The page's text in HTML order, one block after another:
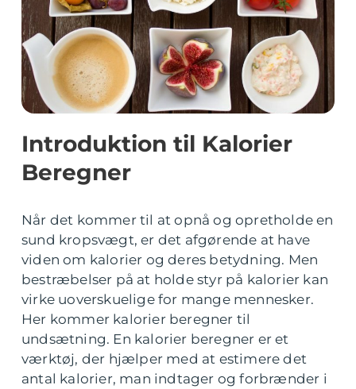
Introduktion til Kalorier
Beregner
Når det kommer til at opnå og opretholde en
sund kropsvægt, er det afgørende at have
viden om kalorier og deres betydning. Men
bestræbelser på at holde styr på kalorier kan
virke uoverskuelige for mange mennesker.
Her kommer kalorier beregner til
undsætning. En kalorier beregner er et
værktøj, der hjælper med at estimere det
antal kalorier, man indtager og forbrænder i